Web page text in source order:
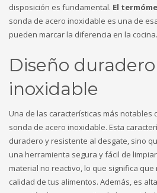
disposición es fundamental. El
sonda de acero inoxidable es una de
pueden marcar la diferencia en la cocina.
Diseño
inoxidable
Una de las características más notables
sonda de acero inoxidable. Esta
duradero y resistente al desgate, sino
una herramienta segura y fácil de
material no reactivo, lo que significa
calidad de tus alimentos. Además, es